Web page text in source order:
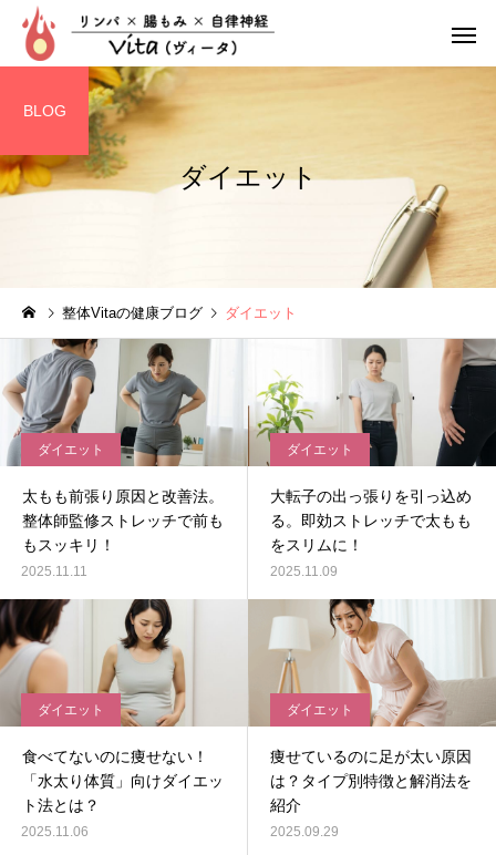
ぽっこりお腹 疲れや
ダイエット
BLOG
整体Vitaの健康ブログ ダイエット
ダイエット
太もも前張り原因と改善法。
整体師監修ストレッチで前も
もスッキリ！
2025.11.11
ダイエット
大転子の出っ張りを引っ込め
る。即効ストレッチで太もも
をスリムに！
2025.11.09
ダイエット
食べてないのに痩せない！
「水太り体質」向けダイエッ
ト法とは？
2025.11.06
ダイエット
痩せているのに足が太い原因
は？タイプ別特徴と解消法を
紹介
2025.09.29